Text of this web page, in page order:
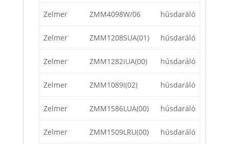
Zelmer ZMM4098W/06 húsdaráló
Zelmer ZMM1208SUA(01) húsdaráló
Zelmer ZMM1282IUA(00) húsdaráló
Zelmer ZMM1089I(02) húsdaráló
Zelmer ZMM1586LUA(00) húsdaráló
Zelmer ZMM1509LRU(00) húsdaráló